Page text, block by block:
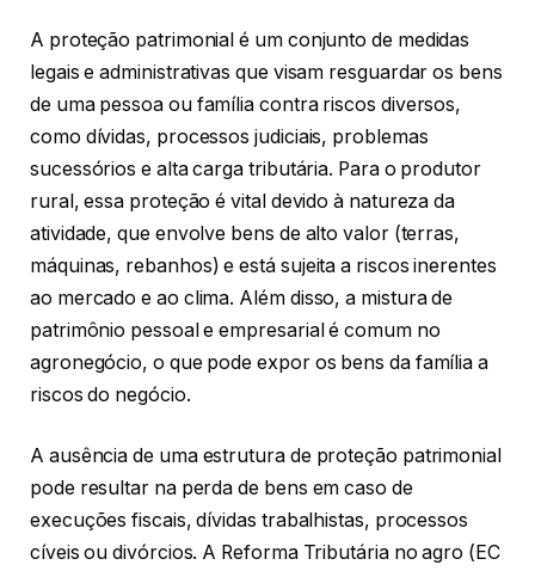
A proteção patrimonial é um conjunto de medidas
legais e administrativas que visam resguardar os bens
de uma pessoa ou família contra riscos diversos,
como dívidas, processos judiciais, problemas
sucessórios e alta carga tributária. Para o produtor
rural, essa proteção é vital devido à natureza da
atividade, que envolve bens de alto valor (terras,
máquinas, rebanhos) e está sujeita a riscos inerentes
ao mercado e ao clima. Além disso, a mistura de
patrimônio pessoal e empresarial é comum no
agronegócio, o que pode expor os bens da família a
riscos do negócio.
A ausência de uma estrutura de proteção patrimonial
pode resultar na perda de bens em caso de
execuções fiscais, dívidas trabalhistas, processos
cíveis ou divórcios. A Reforma Tributária no agro (EC